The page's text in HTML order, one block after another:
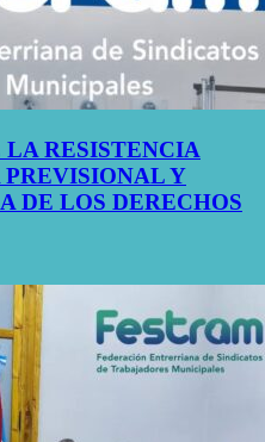
RESISTENCIA
Y
DE LOS DERECHOS